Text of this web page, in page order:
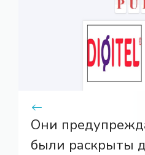
Они
были раскрыты